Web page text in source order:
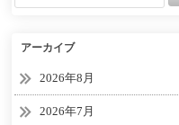
アーカイブ
2026年8月
2026年7月